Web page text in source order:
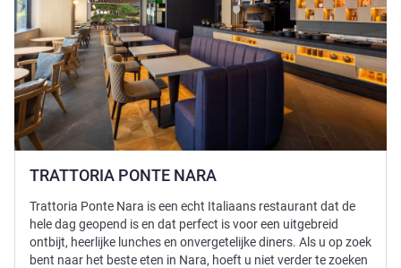
TRATTORIA PONTE NARA
Trattoria Ponte Nara is een echt Italiaans restaurant dat de
hele dag geopend is en dat perfect is voor een uitgebreid
ontbijt, heerlijke lunches en onvergetelijke diners. Als u op zoek
bent naar het beste eten in Nara, hoeft u niet verder te zoeken